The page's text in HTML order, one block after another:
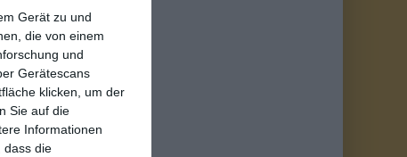
Gerät zu und
die von einem
und
Gerätescans
klicken, um der
Sie auf die
Informationen
dass die
möglichst effizient
immer wieder
gar furchterregend.
nur ein Viertel
Küken,
kostendeckend.
ein alltäglicher